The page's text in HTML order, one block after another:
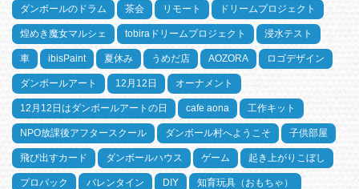
ダンボールのドラム 茶会 リモート ドリームプロジェクト
煌めき魔女マルシェ tobiraドリームプロジェクト 浸水テスト
車 ibisPaint 夏休み うめだ店 AOZORA ロゴデザイン
ダンボールアート 12月12日 オーナメント
12月12日はダンボールアートの日 cafe aona 工作キット
NPO放課後アフタースクール ダンボール村へようこそ 子供部屋
飛び出すカード ダンボールハウス ゲーム 起き上がりこぼし
プロパック バレンタイン DIY 知育玩具（おもちゃ）